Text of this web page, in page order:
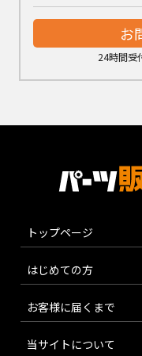
お
24時間受
トップページ
はじめての方
お客様に届くまで
当サイトについて